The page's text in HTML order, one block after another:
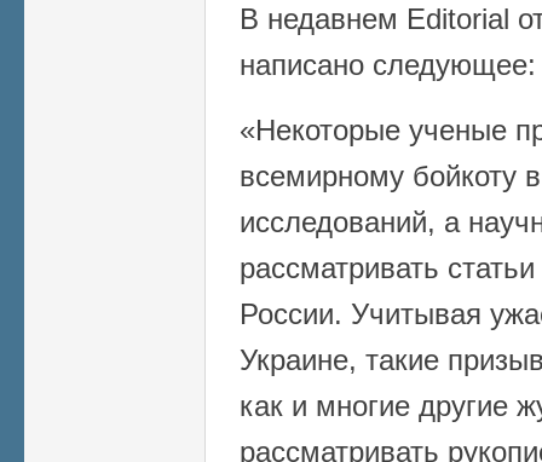
В недавнем Editorial
написано следующее:
«Некоторые ученые
всемирному бойкоту
исследований, а
рассматривать
России. Учитывая
Украине, такие
как и многие другие
рассматривать